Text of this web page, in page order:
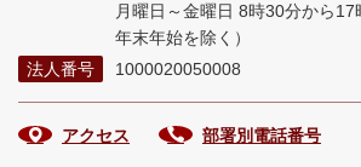
月曜日～金曜日 8時30分から17
年末年始を除く）
法人番号
1000020050008
アクセス 部署別電話番号